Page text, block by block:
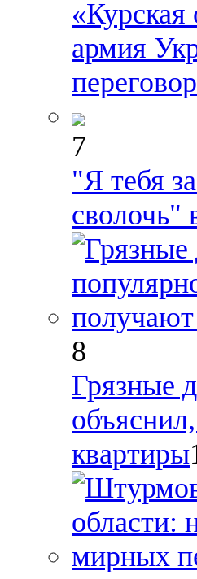
армия
7
"Я тебя
сволочь"
8
Грязные
квартиры